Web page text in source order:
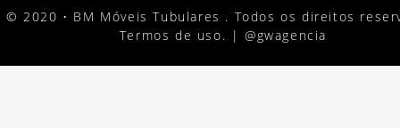
© 2020 • BM Móveis Tubulares . Todos os direitos
Termos de uso. |@gwagencia